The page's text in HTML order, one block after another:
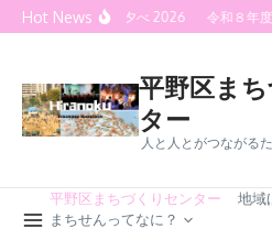
Skip to content
Hot News
喜連灯火の夕べ 2026 令和８年度
平野区ま
ター
人と人とがつながる
平野区まちづくりセンター
地域
まちせんってなに？